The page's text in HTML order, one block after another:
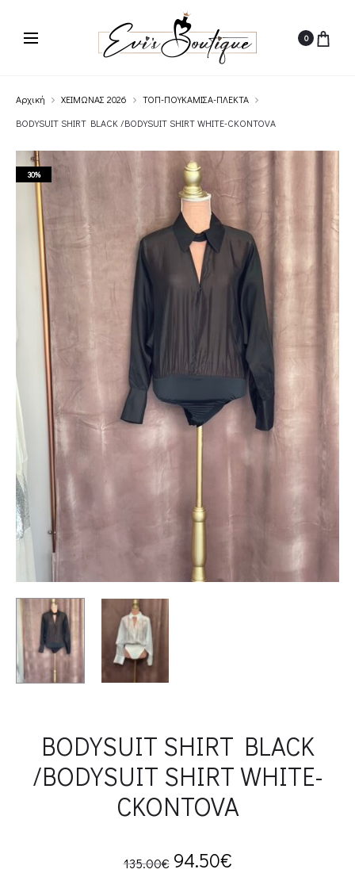
0
Αρχική ΧΕΙΜΩΝΑΣ 2026
ΤΟΠ-ΠΟΥΚΑΜΙΣΑ-ΠΛΕΚΤΑ
BODYSUIT SHIRT BLACK /BODYSUIT SHIRT WHITE-CKONTOVA
30%
BODYSUIT SHIRT BLACK
/BODYSUIT SHIRT WHITE-
CKONTOVA
135.00€ Original
94.50€Current